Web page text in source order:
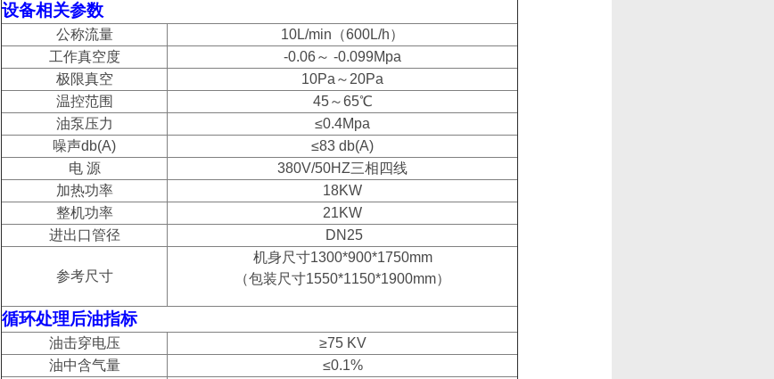
设备相关参数
公称流量
10L/min（600L/h）
工作真空度
-0.06～ -0.099Mpa
极限真空
10Pa～20Pa
温控范围
45～65℃
油泵压力
≤0.4Mpa
噪声db(A)
≤83 db(A)
电 源
380V/50HZ三相四线
加热功率
18KW
整机功率
21KW
进出口管径
DN25
参考尺寸
机身尺寸1300*900*1750mm
（包装尺寸1550*1150*1900mm）
循环处理后油指标
油击穿电压
≥75 KV
油中含气量
≤0.1%